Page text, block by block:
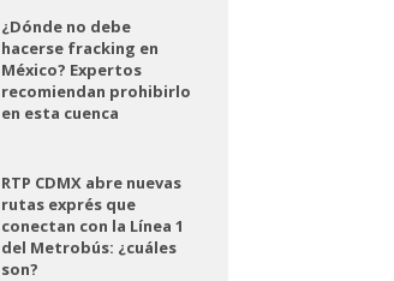
¿Dónde no debe
hacerse fracking en
México? Expertos
recomiendan prohibirlo
en esta cuenca
RTP CDMX abre nuevas
rutas exprés que
conectan con la Línea 1
del Metrobús: ¿cuáles
son?